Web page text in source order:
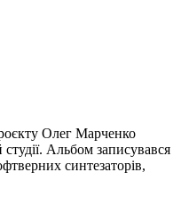
Олег Марченко
Альбом записувався
синтезаторів,